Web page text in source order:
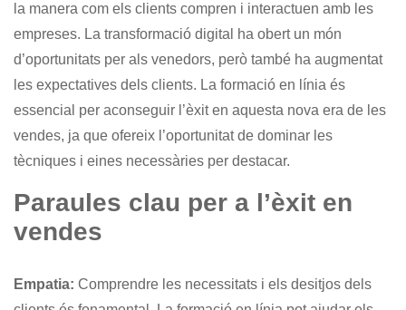
la manera com els clients compren i interactuen amb les
empreses. La transformació digital ha obert un món
d’oportunitats per als venedors, però també ha augmentat
les expectatives dels clients. La formació en línia és
essencial per aconseguir l’èxit en aquesta nova era de les
vendes, ja que ofereix l’oportunitat de dominar les
tècniques i eines necessàries per destacar.
Paraules clau per a l’èxit en
vendes
Empatia: Comprendre les necessitats i els desitjos dels